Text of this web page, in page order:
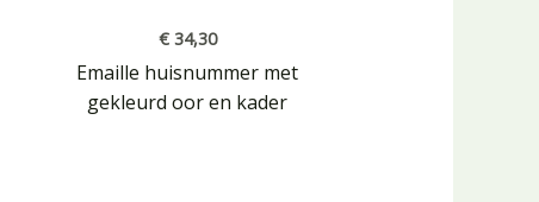
€34,30
Emaille huisnummer met
gekleurd oor en kader